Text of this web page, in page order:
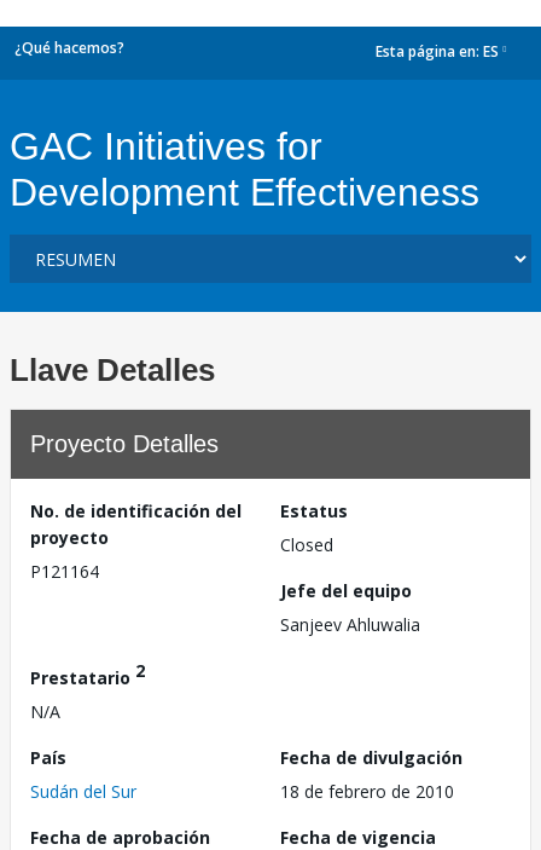
¿Qué hacemos? Esta página en: ES
GAC Initiatives for
Development Effectiveness
Llave Detalles
Proyecto Detalles
No. de identificación del
proyecto
P121164
Estatus
Closed
Jefe del equipo
Sanjeev Ahluwalia
Prestatario 2
N/A
País
Sudán del Sur
Fecha de divulgación
18 de febrero de 2010
Fecha de aprobación
Fecha de vigencia